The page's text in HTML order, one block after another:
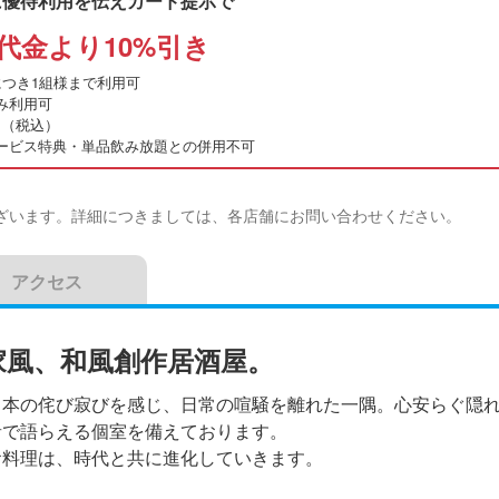
金より10%引き
き1組様まで利用可
利用可
税込）
ビス特典・単品飲み放題との併用不可
ます。詳細につきましては、各店舗にお問い合わせください。
アクセス
、和風創作居酒屋。
の侘び寂びを感じ、日常の喧騒を離れた一隅。心安らぐ隠
語らえる個室を備えております。
理は、時代と共に進化していきます。